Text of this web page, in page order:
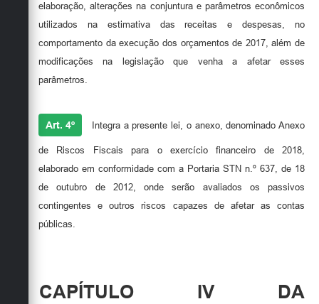
elaboração, alterações na conjuntura e parâmetros econômicos
utilizados na estimativa das receitas e despesas, no
comportamento da execução dos orçamentos de 2017, além de
modificações na legislação que venha a afetar esses
parâmetros.
Art. 4º Integra a presente lei, o anexo, denominado Anexo
de Riscos Fiscais para o exercício financeiro de 2018,
elaborado em conformidade com a Portaria STN n.º 637, de 18
de outubro de 2012, onde serão avaliados os passivos
contingentes e outros riscos capazes de afetar as contas
públicas.
CAPÍTULO IV DA